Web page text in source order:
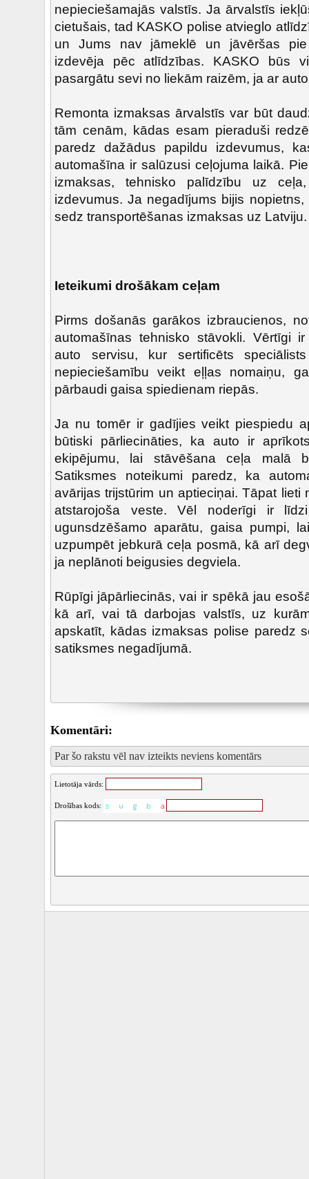
nepieciešamajās valstīs. Ja ārvalstīs
cietušais, tad KASKO polise atvieglo
un Jums nav jāmeklē un jāvēršas
izdevēja pēc atlīdzības. KASKO būs
pasargātu sevi no liekām raizēm, ja ar
Remonta izmaksas ārvalstīs var būt
tām cenām, kādas esam pieraduši
paredz dažādus papildu izdevumus,
automašīna ir salūzusi ceļojuma laikā.
izmaksas, tehnisko palīdzību uz
izdevumus. Ja negadījums bijis
sedz transportēšanas izmaksas uz Latviju.
Ieteikumi drošākam ceļam
Pirms došanās garākos izbraucienos,
automašīnas tehnisko stāvokli. Vērtīgi
auto servisu, kur sertificēts
nepieciešamību veikt eļļas nomaiņu,
pārbaudi gaisa spiedienam riepās.
Ja nu tomēr ir gadījies veikt piespiedu
būtiski pārliecināties, ka auto ir
ekipējumu, lai stāvēšana ceļa malā
Satiksmes noteikumi paredz, ka
avārijas trijstūrim un aptieciņai. Tāpat lieti
atstarojoša veste. Vēl noderīgi ir
ugunsdzēšamo aparātu, gaisa pumpi,
uzpumpēt jebkurā ceļa posmā, kā arī
ja neplānoti beigusies degviela.
Rūpīgi jāpārliecinās, vai ir spēkā jau
kā arī, vai tā darbojas valstīs, uz
apskatīt, kādas izmaksas polise paredz
satiksmes negadījumā.
Komentāri:
Par šo rakstu vēl nav izteikts neviens komentārs
Lietotāja vārds:
Drošības kods: